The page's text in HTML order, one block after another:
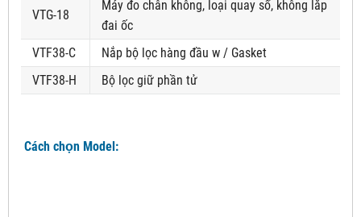
VTG-18
Máy đo chân không, loại quay số, không lắp
đai ốc
VTF38-C
Nắp bộ lọc hàng đầu w / Gasket
VTF38-H
Bộ lọc giữ phần tử
Cách chọn Model: